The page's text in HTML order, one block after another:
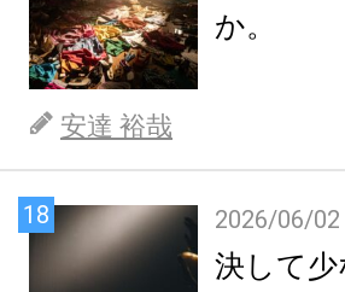
か。
安達 裕哉
18 2026/06/02
決して